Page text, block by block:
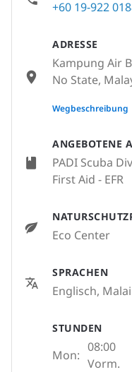
ANGEBOTENE
PADI Scuba
First Aid - EFR
Eco Center
SPRACHEN
Englisch,
STUNDEN
Mon:
08:00
Vorm.
+60 19-922
ADRESSE
Kampung Air
No State,
None
Wegbeschreibung